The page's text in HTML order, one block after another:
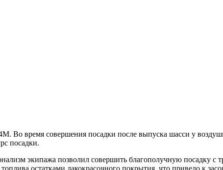
Во время совершения посадки после выпуска шасси у
посадки.
экипажа позволил совершить благополучную посадку с
остатками лакокрасочного покрытия, что привело к